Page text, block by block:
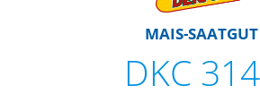
MAIS-SAATGUT
DKC